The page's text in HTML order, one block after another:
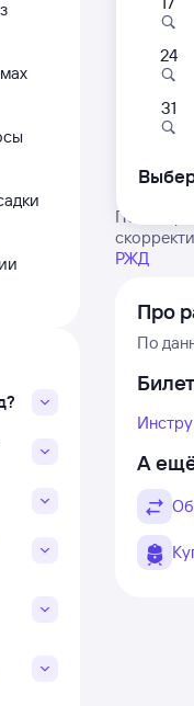
РЖД
Про
По
А
24
31